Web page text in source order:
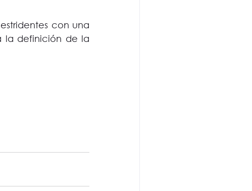
con una
la definición de la